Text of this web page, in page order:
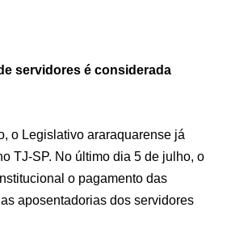
servidores é considerada
o Legislativo araraquarense já
TJ-SP. No último dia 5 de julho, o
o pagamento das
aposentadorias dos servidores